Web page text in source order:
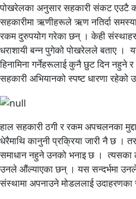
पोखरेलका अनुसार सहकारी संकट एउटै
सहकारीमा ऋणीहरूले ऋण नतिर्दा
रकम दुरुपयोग गरेका छन् । केही
धराशायी बन्न पुगेको पोखरेलले बताए ।
हिनामिना गर्नेहरूलाई कुनै छुट दिन नहुने
सहकारी अभियानको स्पष्ट धारणा रहेको
हाल सहकारी ठगी र रकम अपचलनका
धेरैमाथि कानुनी प्रक्रिया जारी नै छ ।
समाधान नहुने उनको भनाइ छ ।
उनले औंल्याएका छन् । यस सन्दर्भमा
संस्थामा अपनाउने मोडललाई उदाहरणका